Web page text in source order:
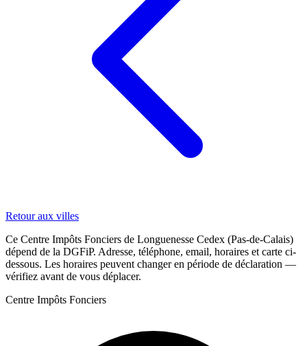
Retour aux villes
Ce Centre Impôts Fonciers de Longuenesse Cedex (Pas-de-Calais)
dépend de la DGFiP. Adresse, téléphone, email, horaires et carte ci-
dessous. Les horaires peuvent changer en période de déclaration —
vérifiez avant de vous déplacer.
Centre Impôts Fonciers